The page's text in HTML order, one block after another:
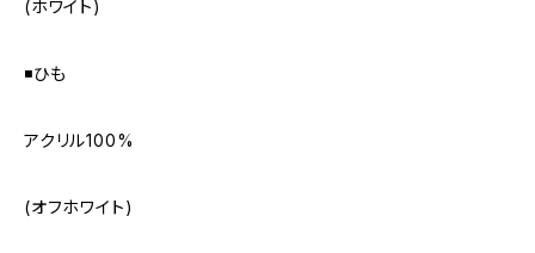
(ホワイト)
◾️ひも
アクリル100%
(オフホワイト)